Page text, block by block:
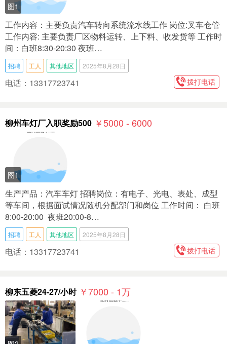
图1
工作内容：主要负责汽车转向系统流水线工作 岗位:叉车仓管
工作内容: 主要负责厂区物料运转、上下料、收发货等 工作时
间：白班8:30-20:30 夜班…
招聘 工人 其他地区 2025年8月28日
电话：13317723741 拨打电话
柳州车灯厂入职奖励500 ￥5000 - 6000
图1
生产产品：汽车车灯 招聘岗位：有电子、光电、表处、成型
等车间，根据面试情况随机分配部门和岗位 工作时间： 白班
8:00-20:00 夜班20:00-8…
招聘 工人 其他地区 2025年8月28日
电话：13317723741 拨打电话
柳东五菱24-27/小时 ￥7000 - 1万